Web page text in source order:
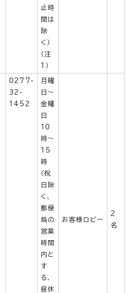
止時
間は
除
く）
（注
1）
0277-
32-
1452
月曜
日～
金曜
日
10
時～
15
時
（祝
日除
く、
郵便
局の
営業
時間
内と
す
る、
昼休
お客様ロビー
2
名